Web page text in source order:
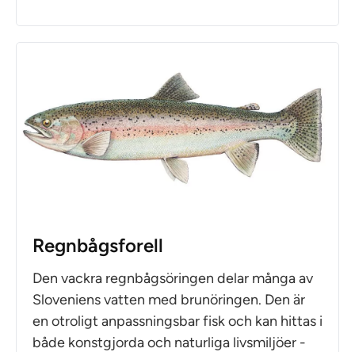
Regnbågsforell
Den vackra regnbågsöringen delar många av
Sloveniens vatten med brunöringen. Den är
en otroligt anpassningsbar fisk och kan hittas i
både konstgjorda och naturliga livsmiljöer -